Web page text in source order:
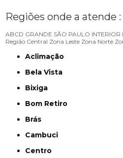
Regiões onde a atende :
ABCD GRANDE SÃO PAULO INTERIOR
Região Central Zona Leste Zona Norte
Aclimação
Bela Vista
Bixiga
Bom Retiro
Brás
Cambuci
Centro